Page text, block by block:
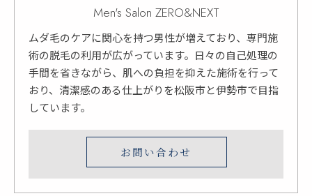
Men's Salon ZERO&NEXT
ムダ毛のケアに関心を持つ男性が増えており、専門施
術の脱毛の利用が広がっています。日々の自己処理の
手間を省きながら、肌への負担を抑えた施術を行って
おり、清潔感のある仕上がりを松阪市と伊勢市で目指
しています。
お問い合わせ